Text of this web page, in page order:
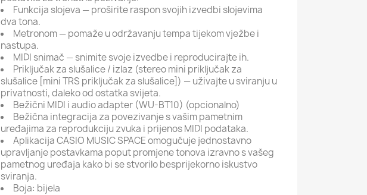
Funkcija slojeva — proširite raspon svojih izvedbi slojevima
dva tona.
Metronom — pomaže u održavanju tempa tijekom vježbe i
nastupa.
MIDI snimač — snimite svoje izvedbe i reproducirajte ih.
Priključak za slušalice / izlaz (stereo mini priključak za
slušalice [mini TRS priključak za slušalice]) — uživajte u sviranju u
privatnosti, daleko od ostatka svijeta.
Bežični MIDI i audio adapter (WU-BT10) (opcionalno)
Bežična integracija za povezivanje s vašim pametnim
uređajima za reprodukciju zvuka i prijenos MIDI podataka.
Aplikacija CASIO MUSIC SPACE omogućuje jednostavno
upravljanje postavkama poput promjene tonova izravno s vašeg
pametnog uređaja kako bi se stvorilo besprijekorno iskustvo
sviranja.
Boja: bijela